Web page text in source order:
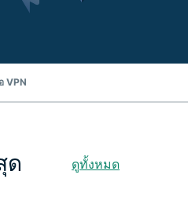
VPN
ด ดูทั้งหมด